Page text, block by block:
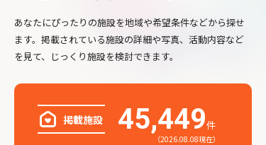
あなたにぴったりの施設を地域や希望条件などから探せ
ます。掲載されている施設の詳細や写真、活動内容など
を見て、じっくり施設を検討できます。
掲載施設 45,449件
（2026.08.08現在）